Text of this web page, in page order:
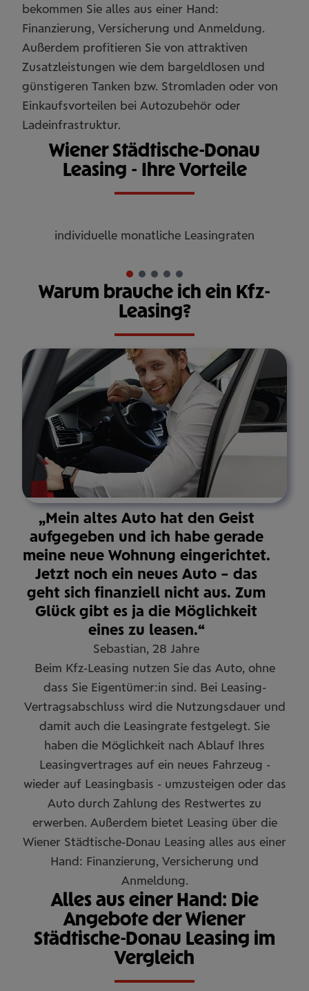
bekommen Sie alles aus einer Hand:
Finanzierung, Versicherung und Anmeldung.
Außerdem profitieren Sie von attraktiven
Zusatzleistungen wie dem bargeldlosen und
günstigeren Tanken bzw. Stromladen oder von
Einkaufsvorteilen bei Autozubehör oder
Ladeinfrastruktur.
Wiener Städtische-Donau
Leasing - Ihre Vorteile
individuelle monatliche Leasingraten
Warum brauche ich ein Kfz-
Leasing?
„Mein altes Auto hat den Geist
aufgegeben und ich habe gerade
meine neue Wohnung eingerichtet.
Jetzt noch ein neues Auto – das
geht sich finanziell nicht aus. Zum
Glück gibt es ja die Möglichkeit
eines zu leasen.“
Sebastian, 28 Jahre
Beim Kfz-Leasing nutzen Sie das Auto, ohne
dass Sie Eigentümer:in sind. Bei Leasing-
Vertragsabschluss wird die Nutzungsdauer und
damit auch die Leasingrate festgelegt. Sie
haben die Möglichkeit nach Ablauf Ihres
Leasingvertrages auf ein neues Fahrzeug -
wieder auf Leasingbasis - umzusteigen oder das
Auto durch Zahlung des Restwertes zu
erwerben. Außerdem bietet Leasing über die
Wiener Städtische-Donau Leasing alles aus einer
Hand: Finanzierung, Versicherung und
Anmeldung.
Alles aus einer Hand: Die
Angebote der Wiener
Städtische-Donau Leasing im
Vergleich